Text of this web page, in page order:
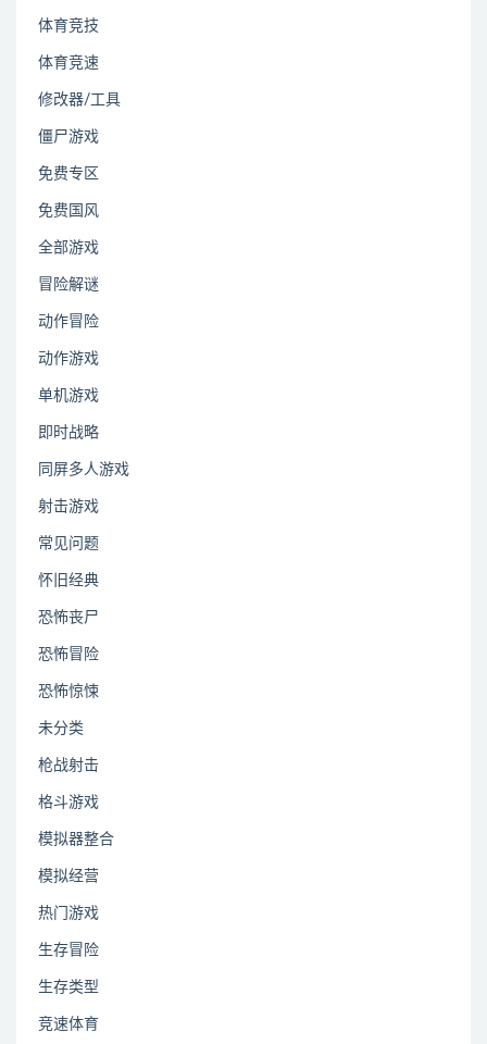
体育竞技
体育竞速
修改器/工具
僵尸游戏
免费专区
免费国风
全部游戏
冒险解谜
动作冒险
动作游戏
单机游戏
即时战略
同屏多人游戏
射击游戏
常见问题
怀旧经典
恐怖丧尸
恐怖冒险
恐怖惊悚
未分类
枪战射击
格斗游戏
模拟器整合
模拟经营
热门游戏
生存冒险
生存类型
竞速体育